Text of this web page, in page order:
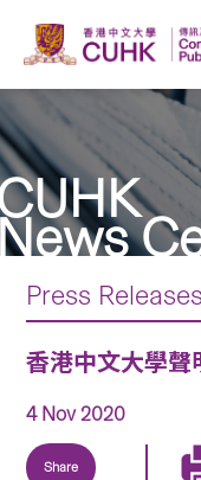
Press Releases
香港中文大學聲
4 Nov 2020
Share